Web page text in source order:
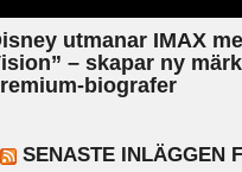
utmanar IMAX
– skapar ny
biografer
SENASTE INLÄGGEN